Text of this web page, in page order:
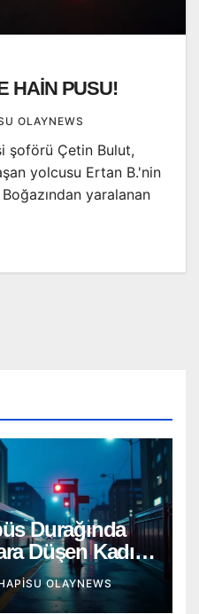
HAİN PUSU!
OLAYNEWS
şoförü Çetin Bulut,
yolcusu Ertan B.'nin
Boğazından yaralanan
Durağında
Düşen Kadın
OLAYNEWS